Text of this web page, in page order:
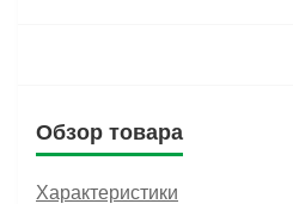
Обзор товара
Характеристики